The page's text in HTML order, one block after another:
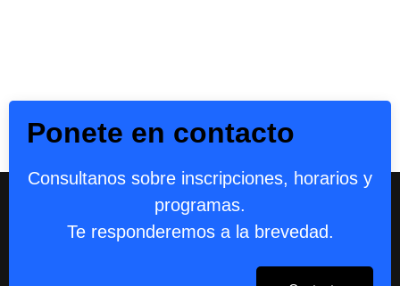
Ponete en contacto
Consultanos sobre inscripciones, horarios y
programas.
Te responderemos a la brevedad.